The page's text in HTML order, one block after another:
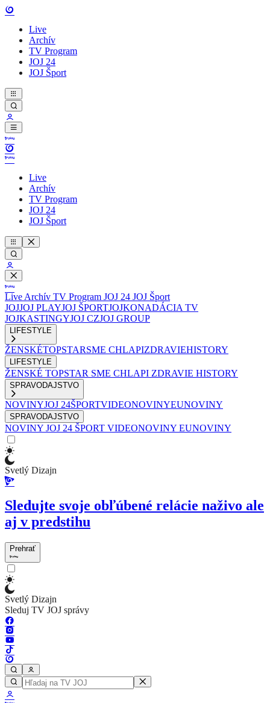
Live
Archív
TV Program
JOJ 24
JOJ Šport
Live
Archív
TV Program
JOJ 24
JOJ Šport
Live Archív TV Program JOJ 24 JOJ Šport
JOJJOJ PLAYJOJ ŠPORTJOJKONADÁCIA TV
JOJKASTINGYJOJ CZJOJ GROUP
LIFESTYLE
ŽENSKÉTOPSTARSME CHLAPIZDRAVIEHISTORY
LIFESTYLE
ŽENSKÉ TOPSTAR SME CHLAPI ZDRAVIE HISTORY
SPRAVODAJSTVO
NOVINYJOJ 24ŠPORTVIDEONOVINYEUNOVINY
SPRAVODAJSTVO
NOVINY JOJ 24 ŠPORT VIDEONOVINY EUNOVINY
Svetlý Dizajn
Sledujte svoje obľúbené relácie naživo ale
aj v predstihu
Prehrať
Svetlý Dizajn
Sleduj TV JOJ správy